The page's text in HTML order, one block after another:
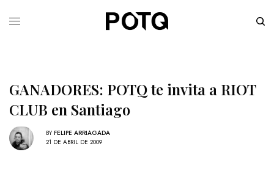
GANADORES: POTQ te invita a RIOT
CLUB en Santiago
BY FELIPE ARRIAGADA
21 DE ABRIL DE 2009